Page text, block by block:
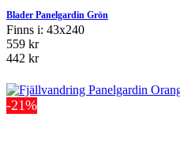
Blader Panelgardin Grön
Finns i: 43x240
559 kr
442 kr
-21%